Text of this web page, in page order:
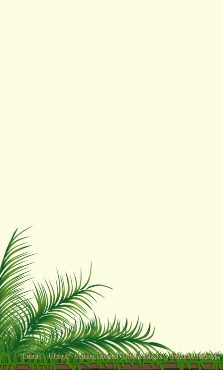
Главная Тайланд Острова Тайланда Отдых Тайланд Экскурсии Паттайя